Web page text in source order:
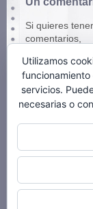
Si quieres
comentarios,
Muy buen
10
Utilizamos
servicios.
necesarias o